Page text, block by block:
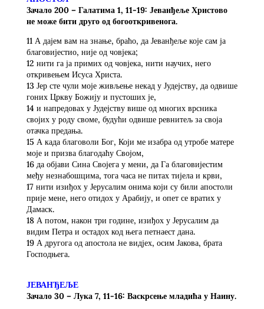
Зачало 200 – Галатима 1, 11-19: Јеванђеље Христово
не може бити друго од богооткривенога.
11 А дајем вам на знање, браћо, да Јеванђеље које сам ја
благовијестио, није од човјека;
12 нити га ја примих од човјека, нити научих, него
откривењем Исуса Христа.
13 Јер сте чули моје живљење некад у Јудејству, да одвише
гоних Цркву Божију и пустоших је,
14 и напредовах у Јудејству више од многих врсника
својих у роду своме, будући одвише ревнитељ за своја
отачка предања.
15 А када благоволи Бог, Који ме изабра од утробе матере
моје и призва благодаћу Својом,
16 да објави Сина Својега у мени, да Га благовијестим
међу незнабошцима, тога часа не питах тијела и крви,
17 нити изиђох у Јерусалим онима који су били апостоли
прије мене, него отидох у Арабију, и опет се вратих у
Дамаск.
18 А потом, након три године, изиђох у Јерусалим да
видим Петра и остадох код њега петнаест дана.
19 А другога од апостола не видјех, осим Јакова, брата
Господњега.
ЈЕВАНЂЕЉЕ
Зачало 30 – Лука 7, 11-16: Васкрсење младића у Наину.